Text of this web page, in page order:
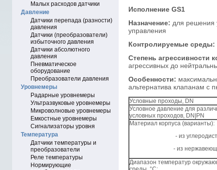
Малых расходов датчики
Давление
Датчики перепада (разности)
давления
Датчики (преобразователи)
избыточного давления
Датчики абсолютного
давления
Пневматическое
оборудование
Преобразователи давления
Уровнемеры
Радарные уровнемеры
Ультразвуковые уровнемеры
Микроволновые уровнемеры
Емкостные уровнемеры
Сигнализаторы уровня
Температура
Датчики температуры и
преобразователи
Реле температуры
Нормирующие
Исполнение GS1
Назначение: для решения
управления
Контролируемые среды:
Степень агрессивности
агрессивных до
Особенности:
альтернатива клапанам с
Условные проходы, DN
Условное давление для
условных проходов, DN|PN
Материал корпуса (варианты):
- из
- из
Диапазон температур